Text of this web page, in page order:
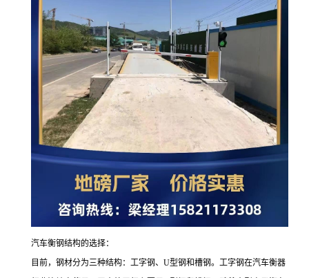
汽车衡钢结构的选择：
目前，钢材分为三种结构：工字钢、U型钢和槽钢。工字钢在汽车衡器